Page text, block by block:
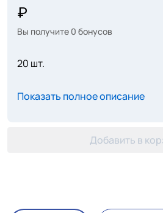
Вы получите 0 бонусов
20 шт.
Показать полное описание
Добавить в